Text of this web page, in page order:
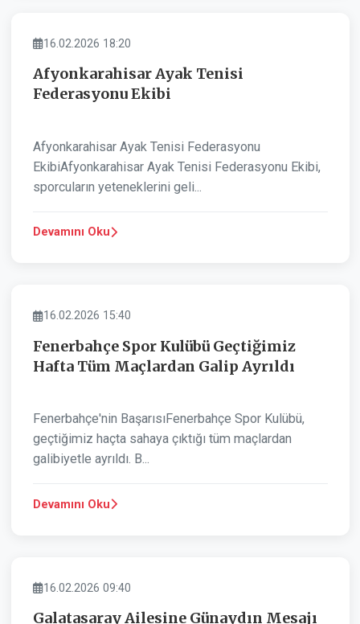
SPOR
16.02.2026 18:20
Afyonkarahisar Ayak Tenisi
Federasyonu Ekibi
Afyonkarahisar Ayak Tenisi Federasyonu
EkibiAfyonkarahisar Ayak Tenisi Federasyonu Ekibi,
sporcuların yeteneklerini geli...
Devamını Oku
SPOR
16.02.2026 15:40
Fenerbahçe Spor Kulübü Geçtiğimiz
Hafta Tüm Maçlardan Galip Ayrıldı
Fenerbahçe'nin BaşarısıFenerbahçe Spor Kulübü,
geçtiğimiz haçta sahaya çıktığı tüm maçlardan
galibiyetle ayrıldı. B...
Devamını Oku
SPOR
16.02.2026 09:40
Galatasaray Ailesine Günaydın Mesajı